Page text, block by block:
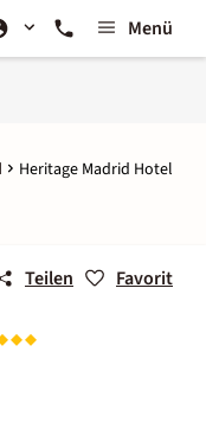
Menü
Heritage Madrid Hotel
Teilen Favorit